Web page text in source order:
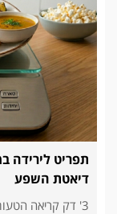
תפריט לירידה
דיאטת השפע
3' דק קריאה